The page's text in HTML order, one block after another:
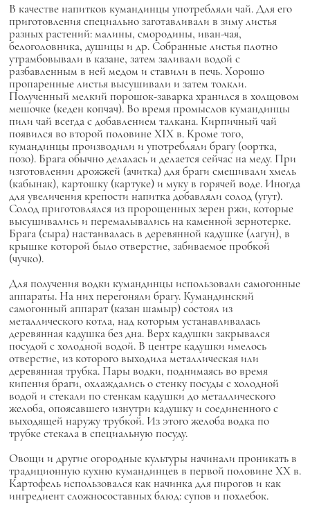
В качестве напитков кумандинцы употребляли чай. Для его
приготовления специально заготавливали в зиму листья
разных растений: малины, смородины, иван-чая,
белоголовника, душицы и др. Собранные листья плотно
утрамбовывали в казане, затем заливали водой с
разбавленным в ней медом и ставили в печь. Хорошо
пропаренные листья высушивали и затем толкли.
Полученный мелкий порошок-заварка хранился в холщовом
мешочке (кеден копчач). Во время промыслов кумандинцы
пили чай всегда с добавлением талкана. Кирпичный чай
появился во второй половине XIX в. Кроме того,
кумандинцы производили и употребляли брагу (оортка,
позо). Брага обычно делалась и делается сейчас на меду. При
изготовлении дрожжей (ачитка) для браги смешивали хмель
(кабынак), картошку (картуке) и муку в горячей воде. Иногда
для увеличения крепости напитка добавляли солод (угут).
Солод приготовлялся из пророщенных зерен ржи, которые
высушивались и перемалывались на каменной зернотерке.
Брага (сыра) настаивалась в деревянной кадушке (лагун), в
крышке которой было отверстие, забиваемое пробкой
(чучко).
Для получения водки кумандинцы использовали самогонные
аппараты. На них перегоняли брагу. Кумандинский
самогонный аппарат (казан шамыр) состоял из
металлического котла, над которым устанавливалась
деревянная кадушка без дна. Верх кадушки закрывался
посудой с холодной водой. В центре кадушки имелось
отверстие, из которого выходила металлическая или
деревянная трубка. Пары водки, поднимаясь во время
кипения браги, охлаждались о стенку посуды с холодной
водой и стекали по стенкам кадушки до металлического
желоба, опоясавшего изнутри кадушку и соединенного с
выходящей наружу трубкой. Из этого желоба водка по
трубке стекала в специальную посуду.
Овощи и другие огородные культуры начинали проникать в
традиционную кухню кумандинцев в первой половине XX в.
Картофель использовался как начинка для пирогов и как
ингредиент сложносоставных блюд: супов и похлебок.